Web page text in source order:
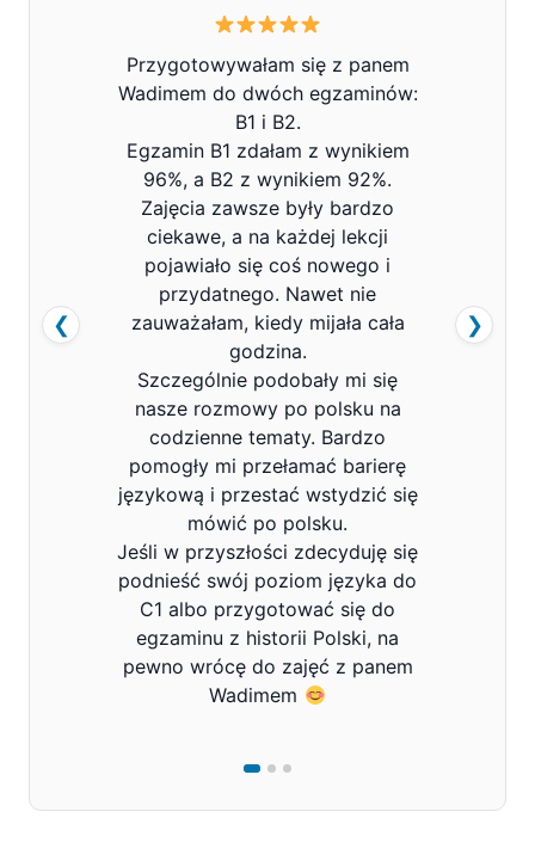
Przygotowywałam się z panem
Wadimem do dwóch egzaminów:
B1 i B2.
Egzamin B1 zdałam z wynikiem
96%, a B2 z wynikiem 92%.
Zajęcia zawsze były bardzo
ciekawe, a na każdej lekcji
pojawiało się coś nowego i
przydatnego. Nawet nie
zauważałam, kiedy mijała cała
godzina.
Szczególnie podobały mi się
nasze rozmowy po polsku na
codzienne tematy. Bardzo
pomogły mi przełamać barierę
językową i przestać wstydzić się
mówić po polsku.
Jeśli w przyszłości zdecyduję się
podnieść swój poziom języka do
C1 albo przygotować się do
egzaminu z historii Polski, na
pewno wrócę do zajęć z panem
Wadimem
❮ ❯